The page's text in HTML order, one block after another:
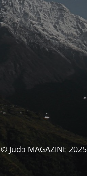
© Judo MAGAZINE 2025